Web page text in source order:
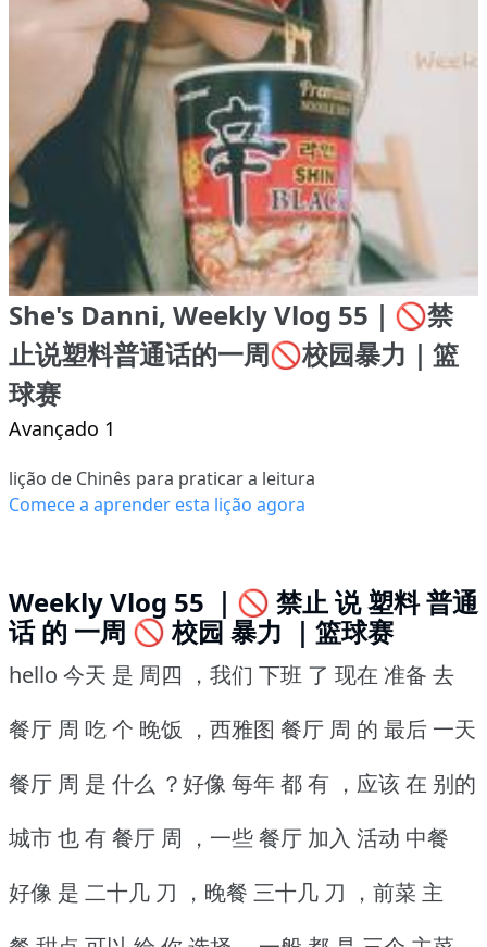
She's Danni, Weekly Vlog 55｜🚫禁
止说塑料普通话的一周🚫校园暴力｜篮
球赛
Avançado 1
lição de Chinês para praticar a leitura
Comece a aprender esta lição agora
Weekly Vlog 55 ｜🚫 禁止 说 塑料 普通
话 的 一周 🚫 校园 暴力 ｜篮球赛
hello 今天 是 周四 ，我们 下班 了 现在 准备 去
餐厅 周 吃 个 晚饭 ，西雅图 餐厅 周 的 最后 一天
餐厅 周 是 什么 ？好像 每年 都 有 ，应该 在 别的
城市 也 有 餐厅 周 ，一些 餐厅 加入 活动 中餐
好像 是 二十几 刀 ，晚餐 三十几 刀 ，前菜 主